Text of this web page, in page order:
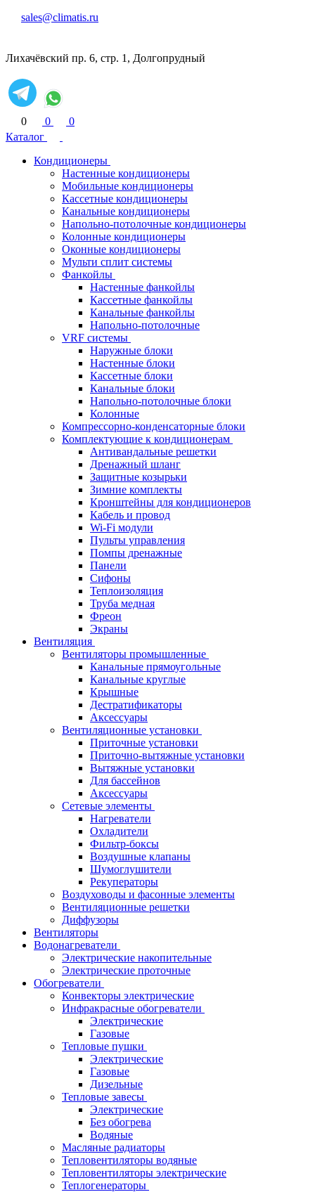
sales@climatis.ru
Лихачёвский пр. 6, стр. 1, Долгопрудный
0 0
0
Каталог
Кондиционеры
Настенные кондиционеры
Мобильные кондиционеры
Кассетные кондиционеры
Канальные кондиционеры
Напольно-потолочные кондиционеры
Колонные кондиционеры
Оконные кондиционеры
Мульти сплит системы
Фанкойлы
Настенные фанкойлы
Кассетные фанкойлы
Канальные фанкойлы
Напольно-потолочные
VRF системы
Наружные блоки
Настенные блоки
Кассетные блоки
Канальные блоки
Напольно-потолочные блоки
Колонные
Компрессорно-конденсаторные блоки
Комплектующие к кондиционерам
Антивандальные решетки
Дренажный шланг
Защитные козырьки
Зимние комплекты
Кронштейны для кондиционеров
Кабель и провод
Wi-Fi модули
Пульты управления
Помпы дренажные
Панели
Сифоны
Теплоизоляция
Труба медная
Фреон
Экраны
Вентиляция
Вентиляторы промышленные
Канальные прямоугольные
Канальные круглые
Крышные
Дестратификаторы
Аксессуары
Вентиляционные установки
Приточные установки
Приточно-вытяжные установки
Вытяжные установки
Для бассейнов
Аксессуары
Сетевые элементы
Нагреватели
Охладители
Фильтр-боксы
Воздушные клапаны
Шумоглушители
Рекуператоры
Воздуховоды и фасонные элементы
Вентиляционные решетки
Диффузоры
Вентиляторы
Водонагреватели
Электрические накопительные
Электрические проточные
Обогреватели
Конвекторы электрические
Инфракрасные обогреватели
Электрические
Газовые
Тепловые пушки
Электрические
Газовые
Дизельные
Тепловые завесы
Электрические
Без обогрева
Водяные
Масляные радиаторы
Тепловентиляторы водяные
Тепловентиляторы электрические
Теплогенераторы